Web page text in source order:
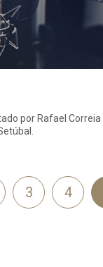
por Rafael Correia
3 4